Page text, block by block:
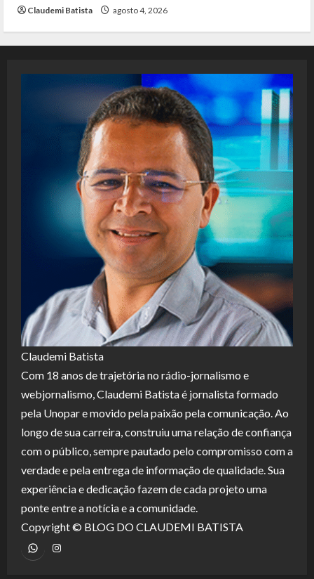
Claudemi Batista agosto 4, 2026
Claudemi Batista
Com 18 anos de trajetória no rádio-jornalismo e
webjornalismo, Claudemi Batista é jornalista formado
pela Unopar e movido pela paixão pela comunicação. Ao
longo de sua carreira, construiu uma relação de confiança
com o público, sempre pautado pelo compromisso com a
verdade e pela entrega de informação de qualidade. Sua
experiência e dedicação fazem de cada projeto uma
ponte entre a notícia e a comunidade.
Copyright © BLOG DO CLAUDEMI BATISTA
WhatsApp Instagram